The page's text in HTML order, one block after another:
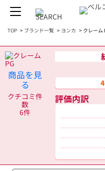
TOP > ブランド一覧 > ヨンカ > クレーム
商品を見
る
クチコミ件
数
6件
評価内訳